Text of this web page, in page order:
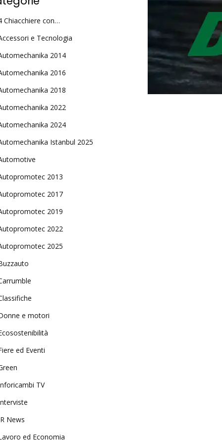
Chiacchiere con…
e Tecnologia
2014
2016
2018
2022
2024
Istanbul 2025
2013
2017
2019
2022
2025
e motori
ed Eventi
TV
News
ed Economia